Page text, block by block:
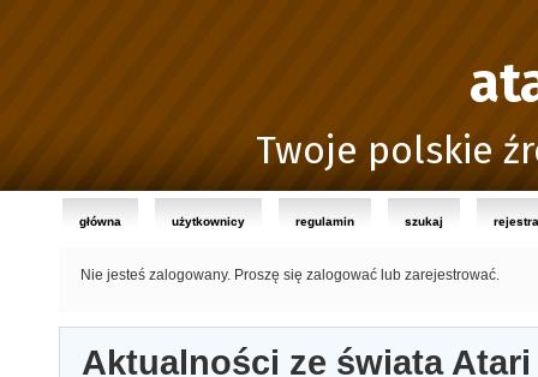
Twoje polskie
główna użytkownicy regulamin szukaj
Nie jesteś zalogowany. Proszę się zalogować lub zarejestrować.
Aktualności ze świata Atari